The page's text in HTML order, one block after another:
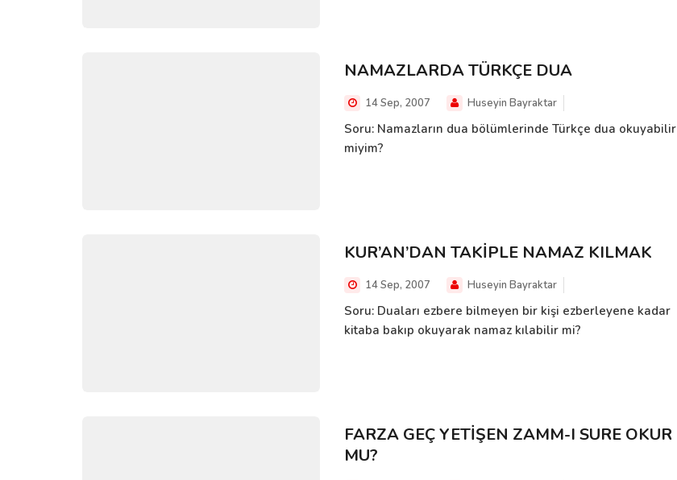
NAMAZLARDA TÜRKÇE DUA
14 Sep, 2007 Huseyin Bayraktar
Soru: Namazların dua bölümlerinde Türkçe dua okuyabilir
miyim?
KUR’AN’DAN TAKİPLE NAMAZ KILMAK
14 Sep, 2007 Huseyin Bayraktar
Soru: Duaları ezbere bilmeyen bir kişi ezberleyene kadar
kitaba bakıp okuyarak namaz kılabilir mi?
FARZA GEÇ YETİŞEN ZAMM-I SURE OKUR
MU?